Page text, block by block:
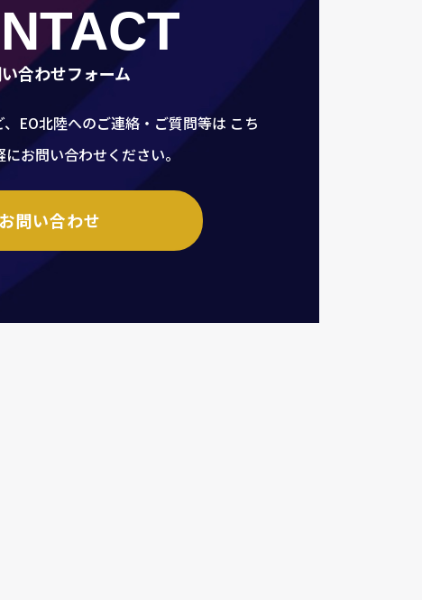
合わせフォーム
EO北陸へのご連絡・ご質問等は こち
お問い合わせください。
お問い合わせ